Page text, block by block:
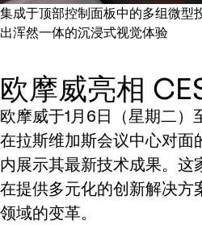
集成于顶部控制面板中的多组微型
出浑然一体的沉浸式视觉体验
欧摩威亮相
欧摩威于1月6日（星期二）
在拉斯维加斯会议中心对面
内展示其最新技术成果。这
在提供多元化的创新解决方
领域的变革。